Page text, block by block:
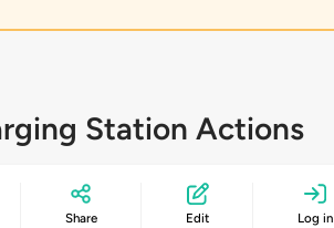
Station Actions
Share Edit Log in